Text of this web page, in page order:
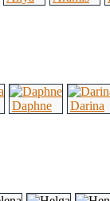
Daphne Darina